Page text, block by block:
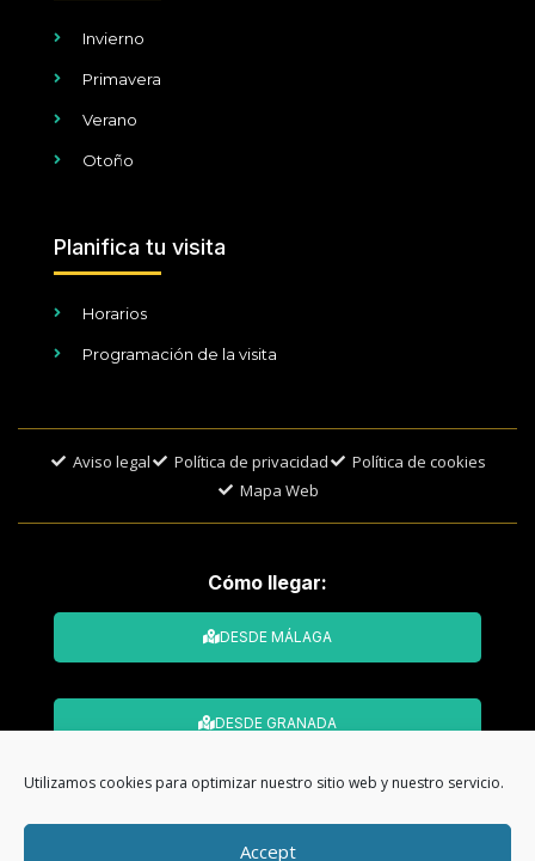
Utilizamos cookies para optimizar nuestro sitio web y nuestro servicio.
Accept
Invierno
Primavera
Verano
Otoño
Planifica tu visita
Horarios
Programación de la visita
Aviso legal Política de privacidad
Política de cookies
Mapa Web
Cómo llegar:
DESDE MÁLAGA
DESDE GRANADA
desarrollada porCMA Comunicación